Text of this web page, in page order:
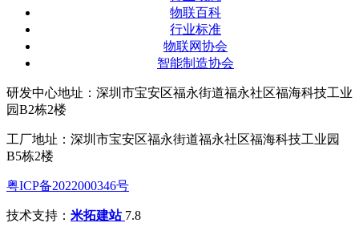
物联百科
行业标准
物联网协会
智能制造协会
研发中心地址：深圳市宝安区福永街道福永社区福海科技工业
园B2栋2楼
工厂地址：深圳市宝安区福永街道福永社区福海科技工业园
B5栋2楼
粤ICP备2022000346号
技术支持： 米拓建站 7.8